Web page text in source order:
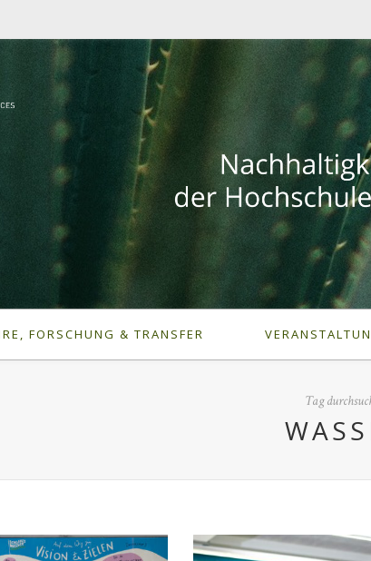
FORSCHUNG & TRANSFER
Tag